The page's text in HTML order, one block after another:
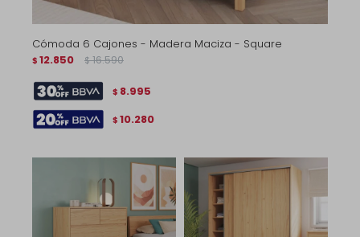
Cómoda 6 Cajones - Madera Maciza - Square
$ 12.850 $ 16.590
$ 8.995
$ 10.280